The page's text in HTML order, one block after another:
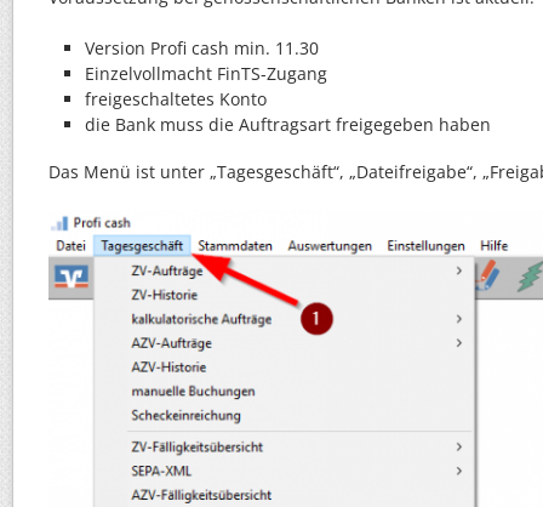
Version Profi cash min. 11.30
Einzelvollmacht FinTS-Zugang
freigeschaltetes Konto
die Bank muss die Auftragsart freigegeben haben
Das Menü ist unter „Tagesgeschäft“, „Dateifreigabe“,